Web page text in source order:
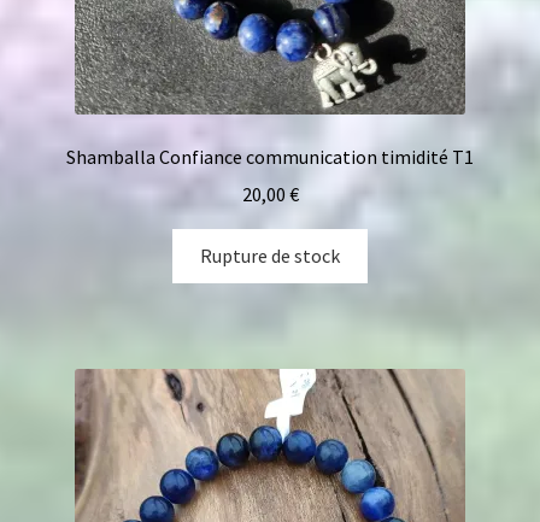
Shamballa Confiance communication timidité T1
20,00 €
Rupture de stock